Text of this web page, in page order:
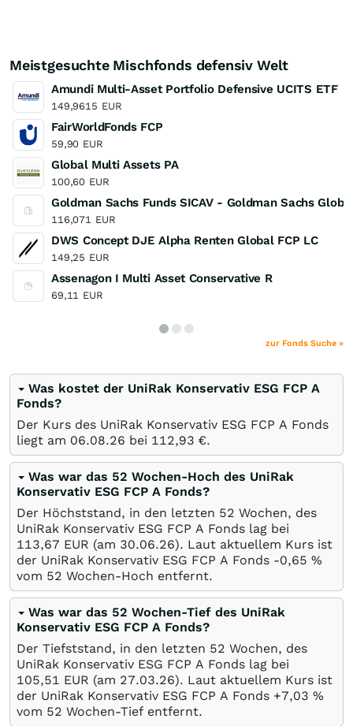
Meistgesuchte Mischfonds defensiv Welt
Amundi Multi-Asset Portfolio Defensive UCITS ETF
149,9615 EUR
FairWorldFonds FCP
59,90 EUR
Global Multi Assets PA
100,60 EUR
Goldman Sachs Funds SICAV - Goldman Sachs
116,071 EUR
DWS Concept DJE Alpha Renten Global FCP LC
149,25 EUR
Assenagon I Multi Asset Conservative R
69,11 EUR
zur Fonds Suche »
Was kostet der UniRak Konservativ ESG FCP A
Fonds?
Der Kurs des UniRak Konservativ ESG FCP A Fonds
liegt am 06.08.26 bei 112,93 €.
Was war das 52 Wochen-Hoch des UniRak
Konservativ ESG FCP A Fonds?
Der Höchststand, in den letzten 52 Wochen, des
UniRak Konservativ ESG FCP A Fonds lag bei
113,67 EUR (am 30.06.26). Laut aktuellem Kurs ist
der UniRak Konservativ ESG FCP A Fonds -0,65 %
vom 52 Wochen-Hoch entfernt.
Was war das 52 Wochen-Tief des UniRak
Konservativ ESG FCP A Fonds?
Der Tiefststand, in den letzten 52 Wochen, des
UniRak Konservativ ESG FCP A Fonds lag bei
105,51 EUR (am 27.03.26). Laut aktuellem Kurs ist
der UniRak Konservativ ESG FCP A Fonds +7,03 %
vom 52 Wochen-Tief entfernt.